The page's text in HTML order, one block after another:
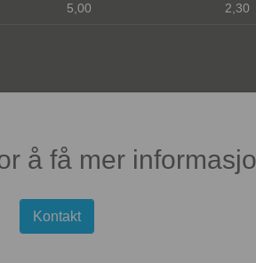
5,00 2,30
å få mer
Kontakt